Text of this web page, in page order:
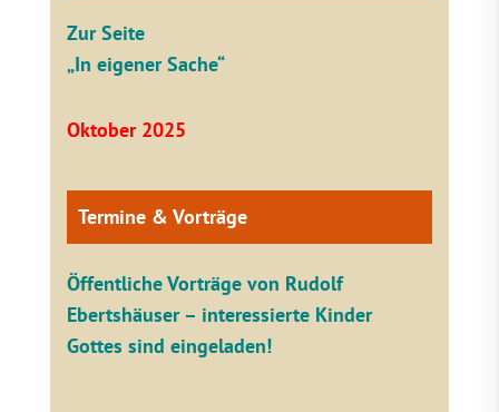
Zur Seite
„In eigener Sache“
Oktober 2025
Termine & Vorträge
Öffentliche Vorträge von Rudolf
Ebertshäuser – interessierte Kinder
Gottes sind eingeladen!